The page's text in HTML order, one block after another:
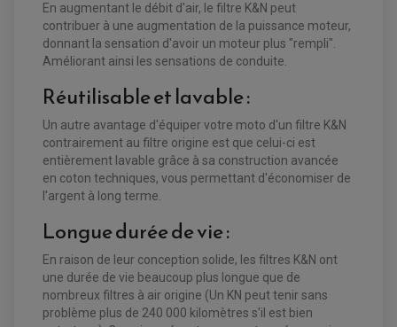
FREINAGE
ACCESSOIRE + VISSERIE FREINAGE
DISQUE DE FREIN
PLAQUETTE DE FREIN
KIT DURITE DE FREIN
ACCESSOIRES ELECTRIQUE QUAD / SSV
BOITIER CDI QUAD ET SSV
CHARGEUR DE BATTERIE QUAD / SSV
COMPTEUR QUAD / SSV
CONTACTEUR A CLÉ QUAD
ECLAIRAGE LED / HALOGÈNE
STATOR ET REDRESSEUR / REGULATEUR
VENTILATEUR DE RADIATEUR
EQUIPEMENT FREINAGE QUAD / SSV
DISQUE DE FREIN QUAD / SSV
KIT DURITE DE FREIN QUAD
KIT REPARATION MAÎTRE CYLINDRE QUAD / SSV
HUILE ET PRODUIT D'ENTRETIEN QUAD
HUILE POUR QUAD
PRODUIT D'ENTRETIEN QUAD
PNEUMATIQUE
MOUSSE
CHAMBRE À AIR
EQUIPEMENT FREINAGE MOTO CROSS ET
ENDURO
ACCESSOIRES FREINAGE
DISQUE DE FREIN AVANT
DISQUE DE FREIN ARRIÈRE
PLAQUETTE DE FREIN
En augmentant le débit d'air, le filtre K&N peut
contribuer à une augmentation de la puissance moteur,
donnant la sensation d'avoir un moteur plus "rempli".
Améliorant ainsi les sensations de conduite.
Réutilisable et lavable :
Un autre avantage d'équiper votre moto d'un filtre K&N
contrairement au filtre origine est que celui-ci est
entièrement lavable grâce à sa construction avancée
en coton techniques, vous permettant d'économiser de
l'argent à long terme.
Longue durée de vie :
En raison de leur conception solide, les filtres K&N ont
une durée de vie beaucoup plus longue que de
nombreux filtres à air origine (Un KN peut tenir sans
problème plus de 240 000 kilomètres s'il est bien